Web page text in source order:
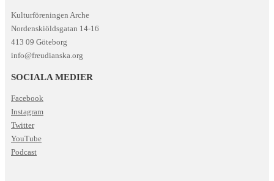
Kulturföreningen Arche
Nordenskiöldsgatan 14-16
413 09 Göteborg
info@freudianska.org
SOCIALA MEDIER
Facebook
Instagram
Twitter
YouTube
Podcast